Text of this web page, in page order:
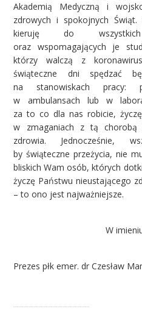
PARTNERZY
KONTAKT
Akademią Medyczną i
zdrowych i spokojnych Świąt.
kieruję do
oraz wspomagających je
którzy walczą z
świąteczne dni spędzać
na stanowiskach pracy:
w ambulansach lub w
za to co dla nas robicie,
w zmaganiach z tą chorobą
zdrowia. Jednocześnie,
by świąteczne przeżycia, nie
bliskich Wam osób, których
życzę Państwu nieustającego
– to ono jest najważniejsze.
W imieniu Zarządu
Prezes płk emer. dr Czesław